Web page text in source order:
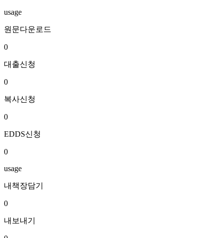
usage
원문다운로드
0
대출신청
0
복사신청
0
EDDS신청
0
usage
내책장담기
0
내보내기